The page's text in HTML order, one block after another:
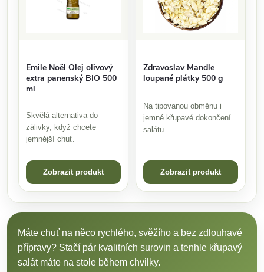
Emile Noël Olej olivový
extra panenský BIO 500
ml
Skvělá alternativa do
zálivky, když chcete
jemnější chuť.
Zobrazit produkt
Zdravoslav Mandle
loupané plátky 500 g
Na tipovanou obměnu i
jemné křupavé dokončení
salátu.
Zobrazit produkt
Máte chuť na něco rychlého, svěžího a bez zdlouhavé
přípravy? Stačí pár kvalitních surovin a tenhle křupavý
salát máte na stole během chvilky.